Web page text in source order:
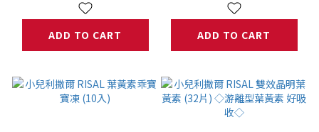
ADD TO CART ADD TO CART